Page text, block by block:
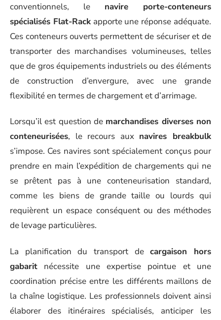
conventionnels, le navire porte-conteneurs
spécialisés Flat-Rackapporte une réponse adéquate.
Ces conteneurs ouverts permettent de sécuriser et de
transporter des marchandises volumineuses, telles
que de gros équipements industriels ou des éléments
de construction d’envergure, avec une grande
flexibilité en termes de chargement et d’arrimage.
Lorsqu’il est question de marchandises diverses non
conteneurisées, le recours aux navires breakbulk
s’impose. Ces navires sont spécialement conçus pour
prendre en main l’expédition de chargements qui ne
se prêtent pas à une conteneurisation standard,
comme les biens de grande taille ou lourds qui
requièrent un espace conséquent ou des méthodes
de levage particulières.
La planification du transport decargaison hors
gabarit nécessite une expertise pointue et une
coordination précise entre les différents maillons de
la chaîne logistique. Les professionnels doivent ainsi
élaborer des itinéraires spécialisés, anticiper les